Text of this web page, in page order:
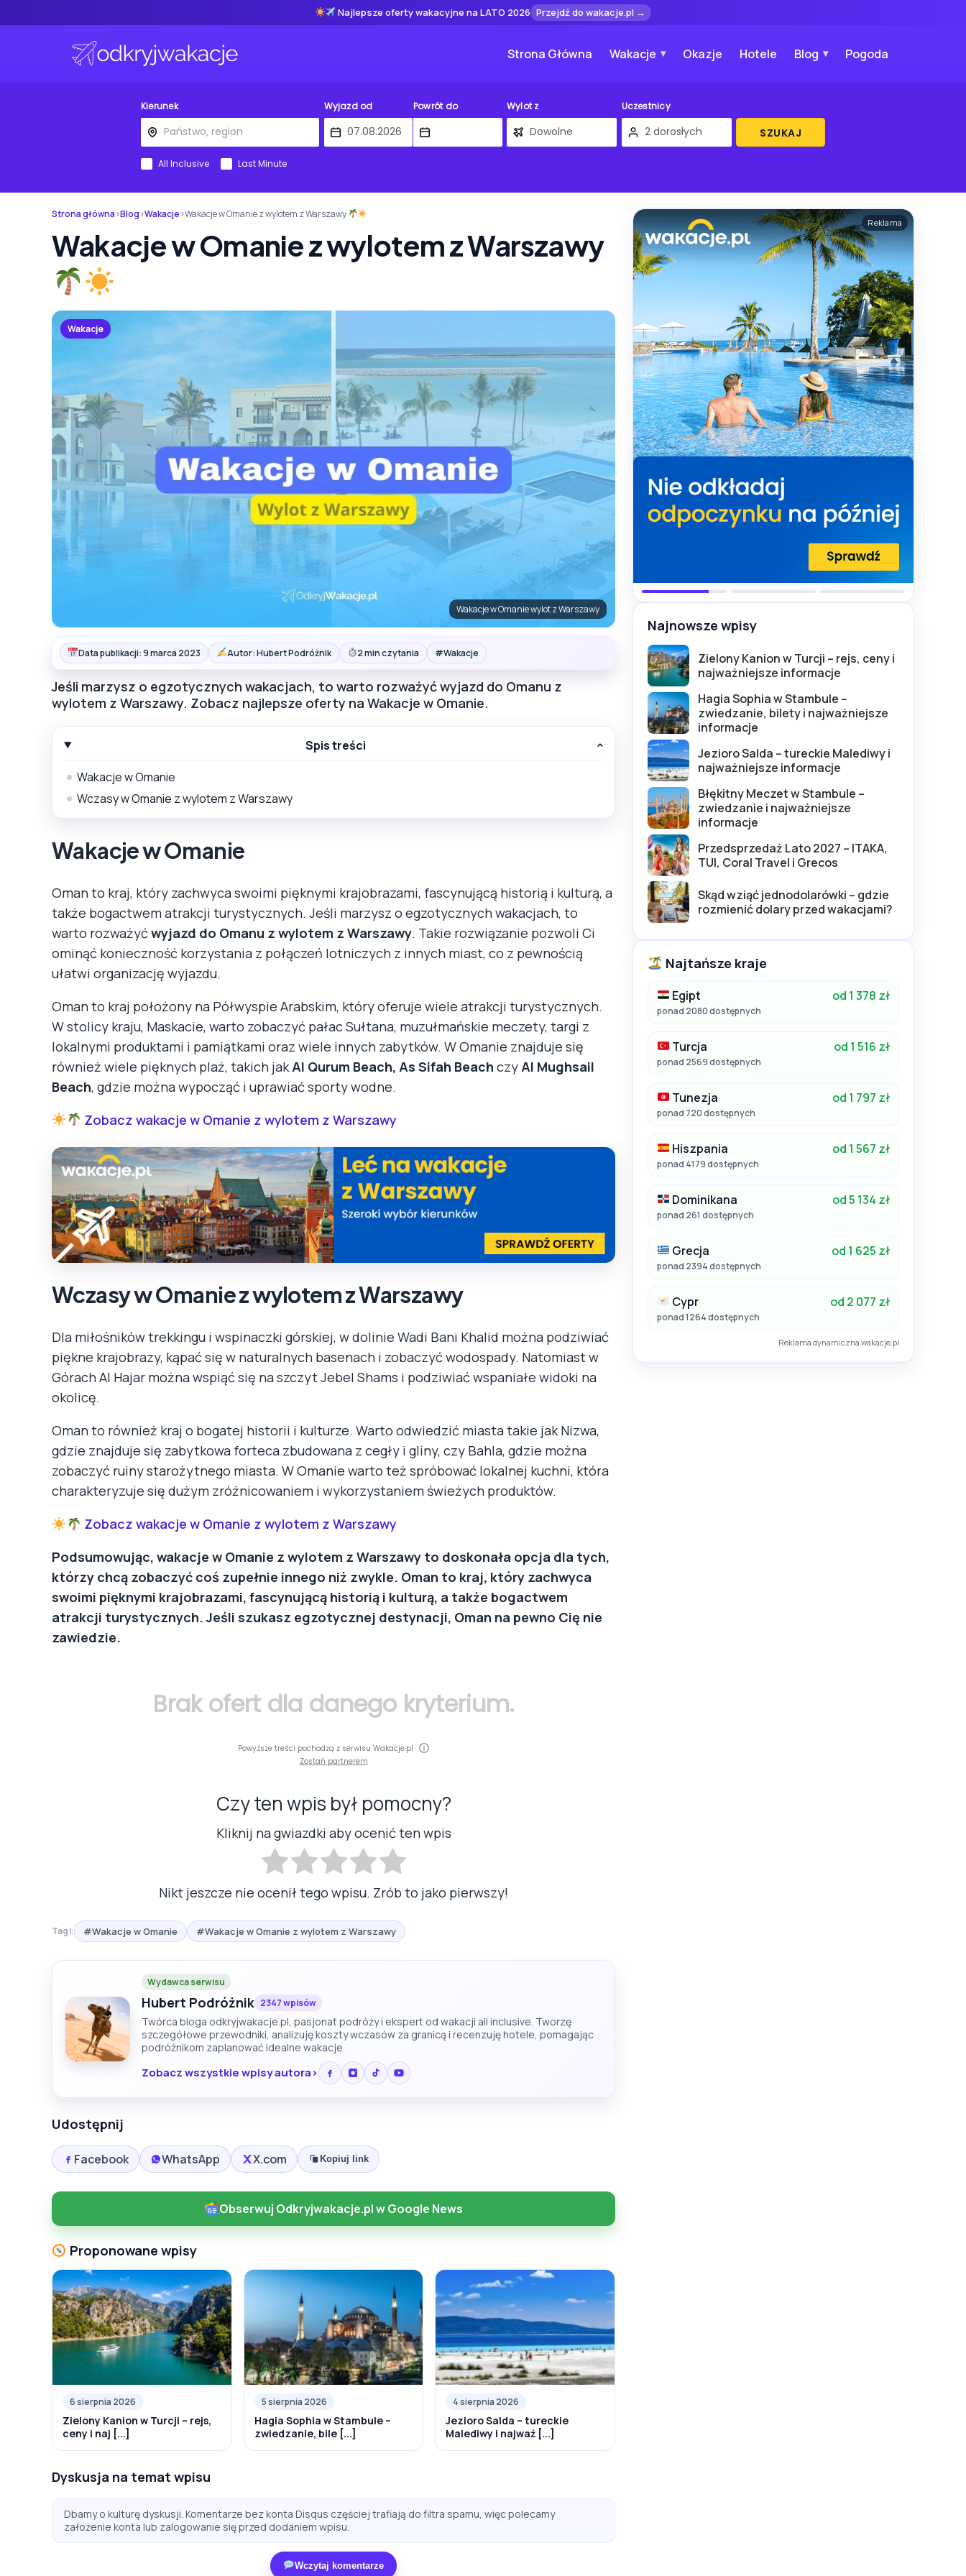
Najlepsze oferty wakacyjne na LATO 2026 Przejdź do wakacje.pl →
Strona Główna Wakacje Okazje Hotele Blog Pogoda
Kierunek Wyjazd od Powrót do Wylot z Uczestnicy
SZUKAJ
All Inclusive Last Minute
Strona główna›Blog›Wakacje›Wakacje w Omanie z wylotem z Warszawy
Wakacje w Omanie z wylotem z Warszawy
Wakacje
Wakacje w Omanie wylot z Warszawy
Data publikacji: 9 marca 2023 Autor: Hubert Podróżnik 2 min czytania #Wakacje
Jeśli marzysz o egzotycznych wakacjach, to warto rozważyć wyjazd do Omanu z
wylotem z Warszawy. Zobacz najlepsze oferty na Wakacje w Omanie.
Spis treści
Wakacje w Omanie
Wczasy w Omanie z wylotem z Warszawy
Wakacje w Omanie
Oman to kraj, który zachwyca swoimi pięknymi krajobrazami, fascynującą historią i kulturą, a
także bogactwem atrakcji turystycznych. Jeśli marzysz o egzotycznych wakacjach, to
warto rozważyćwyjazd do Omanu z wylotem z Warszawy. Takie rozwiązanie pozwoli Ci
ominąć konieczność korzystania z połączeń lotniczych z innych miast, co z pewnością
ułatwi organizację wyjazdu.
Oman to kraj położony na Półwyspie Arabskim, który oferuje wiele atrakcji turystycznych.
W stolicy kraju, Maskacie, warto zobaczyć pałac Sułtana, muzułmańskie meczety, targi z
lokalnymi produktami i pamiątkami oraz wiele innych zabytków. W Omanie znajduje się
również wiele pięknych plaż, takich jak Al Qurum Beach, As Sifah Beach czy Al Mughsail
Beach, gdzie można wypocząć i uprawiać sporty wodne.
Zobacz wakacje w Omanie z wylotem z Warszawy
Wczasy w Omanie z wylotem z Warszawy
Dla miłośników trekkingu i wspinaczki górskiej, w dolinie Wadi Bani Khalid można podziwiać
piękne krajobrazy, kąpać się w naturalnych basenach i zobaczyć wodospady. Natomiast w
Górach Al Hajar można wspiąć się na szczyt Jebel Shams i podziwiać wspaniałe widoki na
okolicę.
Oman to również kraj o bogatej historii i kulturze. Warto odwiedzić miasta takie jak Nizwa,
gdzie znajduje się zabytkowa forteca zbudowana z cegły i gliny, czy Bahla, gdzie można
zobaczyć ruiny starożytnego miasta. W Omanie warto też spróbować lokalnej kuchni, która
charakteryzuje się dużym zróżnicowaniem i wykorzystaniem świeżych produktów.
Zobacz wakacje w Omanie z wylotem z Warszawy
Podsumowując, wakacje w Omanie z wylotem z Warszawy to doskonała opcja dla tych,
którzy chcą zobaczyć coś zupełnie innego niż zwykle. Oman to kraj, który zachwyca
swoimi pięknymi krajobrazami, fascynującą historią i kulturą, a także bogactwem
atrakcji turystycznych. Jeśli szukasz egzotycznej destynacji, Oman na pewno Cię nie
zawiedzie.
Brak ofert dla danego kryterium.
Powyższe treści pochodzą z serwisu Wakacje.pl
Zostań partnerem
Czy ten wpis był pomocny?
Kliknij na gwiazdki aby ocenić ten wpis
Nikt jeszcze nie ocenił tego wpisu. Zrób to jako pierwszy!
Tagi: #Wakacje w Omanie #Wakacje w Omanie z wylotem z Warszawy
Wydawca serwisu
Hubert Podróżnik 2347 wpisów
Twórca bloga odkryjwakacje.pl, pasjonat podróży i ekspert od wakacji all inclusive. Tworzę
szczegółowe przewodniki, analizuję koszty wczasów za granicą i recenzuję hotele, pomagając
podróżnikom zaplanować idealne wakacje.
Zobacz wszystkie wpisy autora
Udostępnij
Facebook WhatsApp X.com Kopiuj link
Obserwuj Odkryjwakacje.pl w Google News
Proponowane wpisy
6 sierpnia 2026
Zielony Kanion w Turcji – rejs,
ceny i naj [...]
5 sierpnia 2026
Hagia Sophia w Stambule –
zwiedzanie, bile [...]
4 sierpnia 2026
Jezioro Salda – tureckie
Malediwy i najważ [...]
Dyskusja na temat wpisu
Dbamy o kulturę dyskusji. Komentarze bez konta Disqus częściej trafiają do filtra spamu, więc polecamy
założenie konta lub zalogowanie się przed dodaniem wpisu.
Wczytaj komentarze
Reklama
Najnowsze wpisy
Zielony Kanion w Turcji – rejs, ceny i
najważniejsze informacje
Hagia Sophia w Stambule –
zwiedzanie, bilety i najważniejsze
informacje
Jezioro Salda – tureckie Malediwy i
najważniejsze informacje
Błękitny Meczet w Stambule –
zwiedzanie i najważniejsze
informacje
Przedsprzedaż Lato 2027 – ITAKA,
TUI, Coral Travel i Grecos
Skąd wziąć jednodolarówki – gdzie
rozmienić dolary przed wakacjami?
Najtańsze kraje
Egipt od 1 378 zł
ponad 2080 dostępnych
Turcja od 1 516 zł
ponad 2569 dostępnych
Tunezja od 1 797 zł
ponad 720 dostępnych
Hiszpania od 1 567 zł
ponad 4179 dostępnych
Dominikana od 5 134 zł
ponad 261 dostępnych
Grecja od 1 625 zł
ponad 2394 dostępnych
Cypr od 2 077 zł
ponad 1264 dostępnych
Reklama dynamiczna wakacje.pl